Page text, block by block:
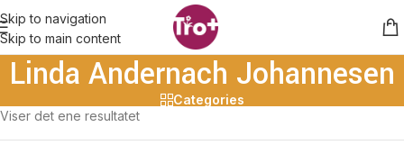
Skip to navigation
Skip to main content
Linda Andernach Johannesen
Categories
Viser det ene resultatet